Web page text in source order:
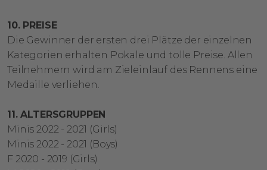
10. PREISE
Die Gewinner der ersten drei Plätze der einzelnen
Kategorien erhalten Pokale und tolle Preise. Allen
Teilnehmern wird am Zieleinlauf des Rennens eine
Medaille verliehen.
11. ALTERSGRUPPEN
Minis 2022 - 2021 (Girls)
Minis 2022 - 2021 (Boys)
F 2020 - 2019 (Girls)